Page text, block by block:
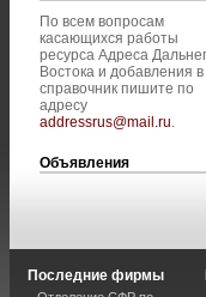
По всем вопросам
касающихся работы
ресурса Адреса
Востока и добавления в
справочник пишите по
адресу
addressrus@mail.ru.
Объявления
Последние фирмы